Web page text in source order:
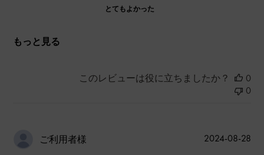
とてもよかった
もっと見る
このレビューは役に立ちましたか？
0
0
ご利用者様
公
2024-08-28